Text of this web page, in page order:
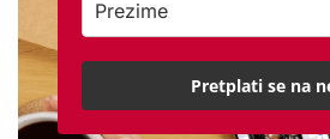
Pretplati se na